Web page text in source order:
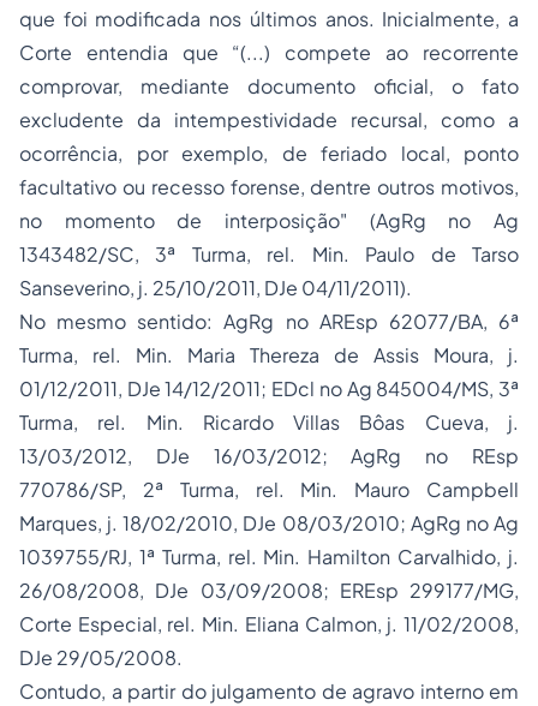
que foi modificada nos últimos anos. Inicialmente, a
Corte entendia que “(...) compete ao recorrente
comprovar, mediante documento oficial, o fato
excludente da intempestividade recursal, como a
ocorrência, por exemplo, de feriado local, ponto
facultativo ou recesso forense, dentre outros motivos,
no momento de interposição" (AgRg no Ag
1343482/SC, 3ª Turma, rel. Min. Paulo de Tarso
Sanseverino, j. 25/10/2011, DJe 04/11/2011).
No mesmo sentido: AgRg no AREsp 62077/BA, 6ª
Turma, rel. Min. Maria Thereza de Assis Moura, j.
01/12/2011, DJe 14/12/2011; EDcl no Ag 845004/MS, 3ª
Turma, rel. Min. Ricardo Villas Bôas Cueva, j.
13/03/2012, DJe 16/03/2012; AgRg no REsp
770786/SP, 2ª Turma, rel. Min. Mauro Campbell
Marques, j. 18/02/2010, DJe 08/03/2010; AgRg no Ag
1039755/RJ, 1ª Turma, rel. Min. Hamilton Carvalhido, j.
26/08/2008, DJe 03/09/2008; EREsp 299177/MG,
Corte Especial, rel. Min. Eliana Calmon, j. 11/02/2008,
DJe 29/05/2008.
Contudo, a partir do julgamento de agravo interno em